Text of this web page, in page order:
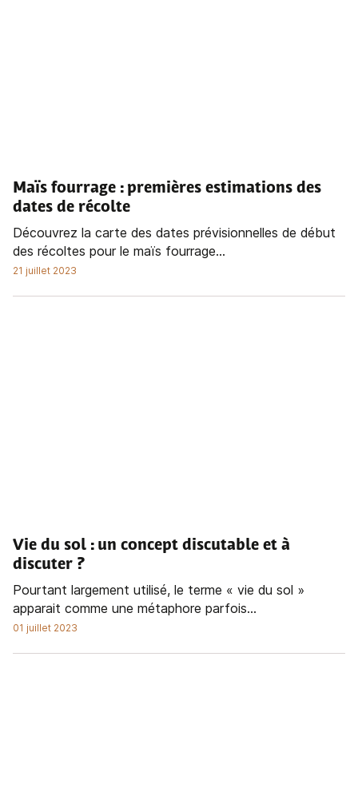
Maïs fourrage : premières estimations des
dates de récolte
Découvrez la carte des dates prévisionnelles de début
des récoltes pour le maïs fourrage...
21 juillet 2023
Vie du sol : un concept discutable et à
discuter ?
Pourtant largement utilisé, le terme « vie du sol »
apparait comme une métaphore parfois...
01 juillet 2023